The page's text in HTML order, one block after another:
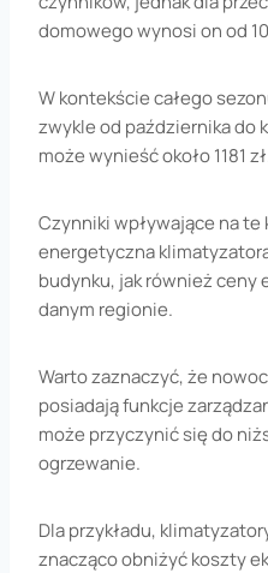
domowego wynosi on od
W kontekście całego
zwykle od października do
może wynieść około 1181
Czynniki wpływające na
energetyczna
budynku, jak również ceny
danym regionie.
Warto zaznaczyć, że
posiadają funkcje
może przyczynić się do
ogrzewanie.
Dla przykładu,
znacząco obniżyć koszty